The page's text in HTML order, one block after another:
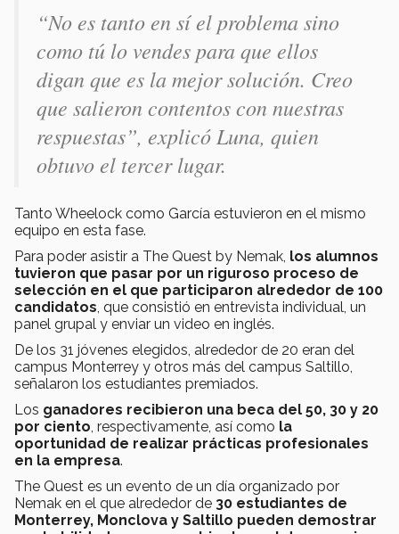
“No es tanto en sí el problema sino
como tú lo vendes para que ellos
digan que es la mejor solución. Creo
que salieron contentos con nuestras
respuestas”, explicó Luna, quien
obtuvo el tercer lugar.
Tanto Wheelock como García estuvieron en el mismo
equipo en esta fase.
Para poder asistir a The Quest by Nemak, los alumnos
tuvieron que pasar por un riguroso proceso de
selección en el que participaron alrededor de 100
candidatos , que consistió en entrevista individual, un
panel grupal y enviar un video en inglés.
De los 31 jóvenes elegidos, alrededor de 20 eran del
campus Monterrey y otros más del campus Saltillo,
señalaron los estudiantes premiados.
Los ganadores recibieron una beca del 50, 30 y 20
por ciento , respectivamente, así como la
oportunidad de realizar prácticas profesionales
en la empresa.
The Quest es un evento de un día organizado por
Nemak en el que alrededor de 30 estudiantes de
Monterrey, Monclova y Saltillo pueden demostrar